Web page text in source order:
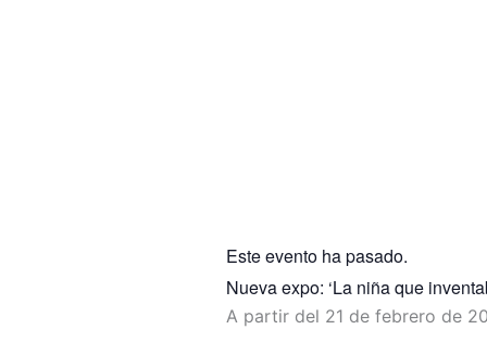
Este evento ha pasado.
Nueva expo: ‘La niña que
A partir del 21 de febrero de